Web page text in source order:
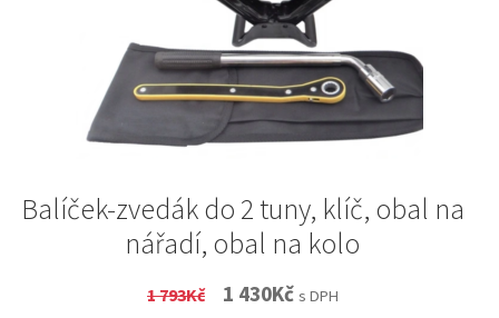
Balíček-zvedák do 2 tuny, klíč, obal na
nářadí, obal na kolo
1 793Kč
Original
1 430KčCurrent
s DPH